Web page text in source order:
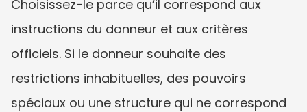
Choisissez-le parce qu’il correspond aux
instructions du donneur et aux critères
officiels. Si le donneur souhaite des
restrictions inhabituelles, des pouvoirs
spéciaux ou une structure qui ne correspond